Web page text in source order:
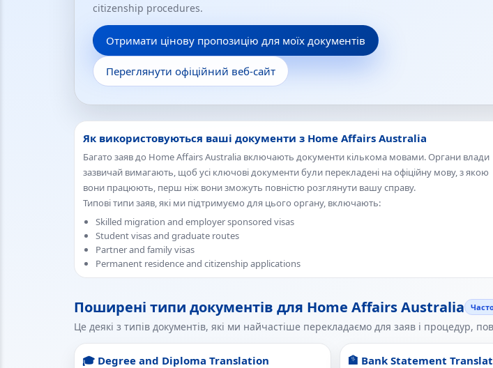
citizenship procedures.
Отримати цінову пропозицію для моїх документів
Переглянути офіційний веб-сайт
Як використовуються ваші документи з Home Affairs Australia
Багато заяв до Home Affairs Australia включають документи кількома мовами. Органи влади
зазвичай вимагають, щоб усі ключові документи були перекладені на офіційну мову, з якою
вони працюють, перш ніж вони зможуть повністю розглянути вашу справу.
Типові типи заяв, які ми підтримуємо для цього органу, включають:
Skilled migration and employer sponsored visas
Student visas and graduate routes
Partner and family visas
Permanent residence and citizenship applications
Поширені типи документів для Home Affairs Australia
Це деякі з типів документів, які ми найчастіше перекладаємо для заяв і процедур,
🎓 Degree and Diploma Translation 🏦 Bank Statement